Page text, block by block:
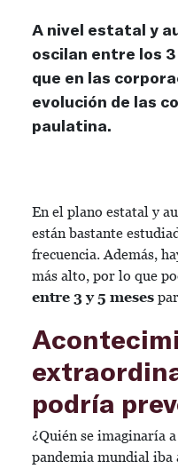
A nivel estatal y
oscilan entre los
que en las
evolución de las
paulatina.
En el plano estatal y
están bastante
frecuencia. Además,
más alto, por lo que
entre 3 y 5 meses
podría
¿Quién se imaginaría
pandemia mundial